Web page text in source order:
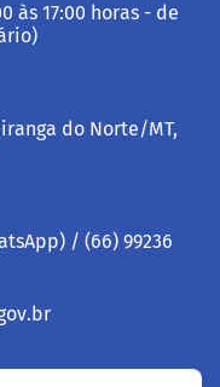
às 17:00 horas - de
do Norte/MT,
/ (66) 99236